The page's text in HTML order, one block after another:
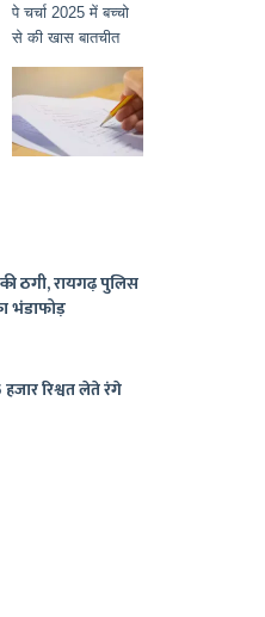
ठगी, रायगढ़ पुलिस
भंडाफोड़
हजार रिश्वत लेते रंगे